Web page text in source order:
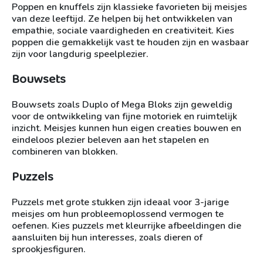
Poppen en knuffels zijn klassieke favorieten bij meisjes
van deze leeftijd. Ze helpen bij het ontwikkelen van
empathie, sociale vaardigheden en creativiteit. Kies
poppen die gemakkelijk vast te houden zijn en wasbaar
zijn voor langdurig speelplezier.
Bouwsets
Bouwsets zoals Duplo of Mega Bloks zijn geweldig
voor de ontwikkeling van fijne motoriek en ruimtelijk
inzicht. Meisjes kunnen hun eigen creaties bouwen en
eindeloos plezier beleven aan het stapelen en
combineren van blokken.
Puzzels
Puzzels met grote stukken zijn ideaal voor 3-jarige
meisjes om hun probleemoplossend vermogen te
oefenen. Kies puzzels met kleurrijke afbeeldingen die
aansluiten bij hun interesses, zoals dieren of
sprookjesfiguren.